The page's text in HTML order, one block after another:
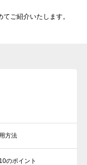
ご紹介いたします。
方法
のポイント